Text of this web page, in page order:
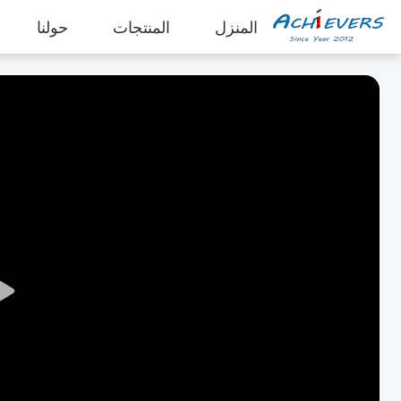
المنزل المنتجات حولنا